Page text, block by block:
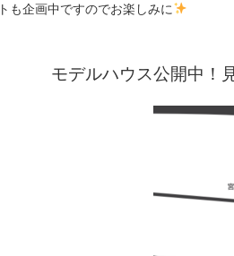
も企画中ですのでお楽しみに
モデルハウス公開中！